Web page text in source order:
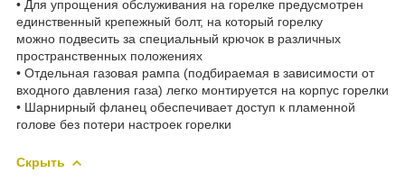
• Для упрощения обслуживания на горелке предусмотрен
единственный крепежный болт, на который горелку
можно подвесить за специальный крючок в различных
пространственных положениях
• Отдельная газовая рампа (подбираемая в зависимости от
входного давления газа) легко монтируется на корпус горелки
• Шарнирный фланец обеспечивает доступ к пламенной
голове без потери настроек горелки
Скрыть